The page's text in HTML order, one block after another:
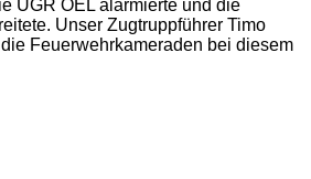
UGR ÖEL alarmierte und die
Unser Zugtruppführer Timo
Feuerwehrkameraden bei diesem